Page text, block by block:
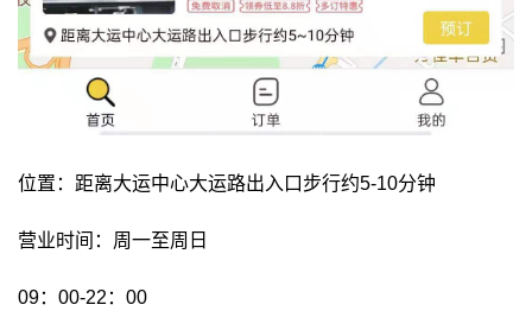
位置：距离大运中心大运路出入口步行约5-10分钟
营业时间：周一至周日
09：00-22：00